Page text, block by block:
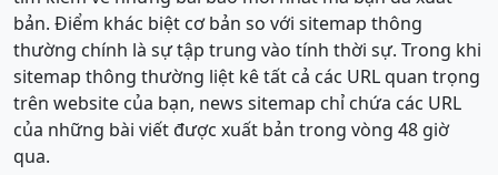
bản. Điểm khác biệt cơ bản so với sitemap thông
thường chính là sự tập trung vào tính thời sự. Trong khi
sitemap thông thường liệt kê tất cả các URL quan trọng
trên website của bạn, news sitemap chỉ chứa các URL
của những bài viết được xuất bản trong vòng 48 giờ
qua.